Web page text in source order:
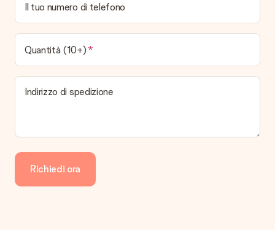
Il tuo numero di telefono
Quantità (10+)
Indirizzo di spedizione
Richiedi ora